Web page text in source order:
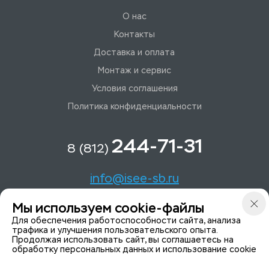
О нас
Контакты
Доставка и оплата
Монтаж и сервис
Условия соглашения
Политика конфиденциальности
8 (812) 244-71-31
info@isee-sb.ru
Светлановский пр-кт, д. 70, корп. 1
Мы в Telegam
Мы используем cookie-файлы
Для обеспечения работоспособности сайта, анализа
трафика и улучшения пользовательского опыта.
Продолжая использовать сайт, вы соглашаетесь на
обработку персональных данных и использование cookie